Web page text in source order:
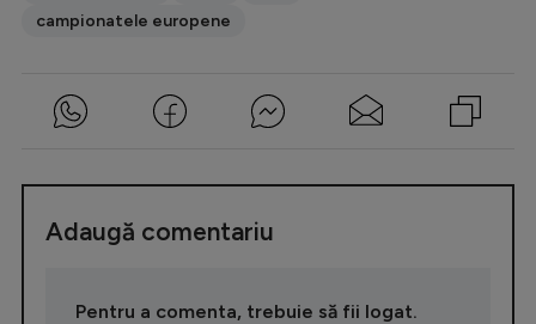
campionatele europene
Adaugă comentariu
Pentru a comenta, trebuie să fii logat.